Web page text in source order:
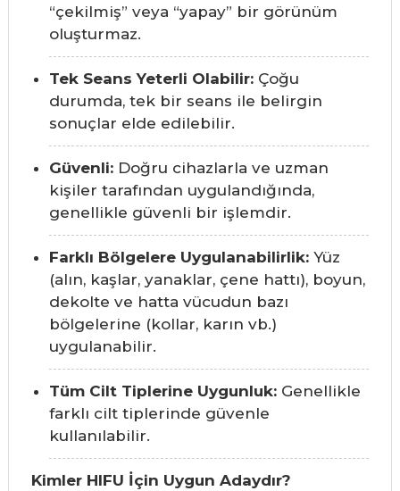
“çekilmiş” veya “yapay” bir görünüm
oluşturmaz.
Tek Seans Yeterli Olabilir:Çoğu
durumda, tek bir seans ile belirgin
sonuçlar elde edilebilir.
Güvenli:Doğru cihazlarla ve uzman
kişiler tarafından uygulandığında,
genellikle güvenli bir işlemdir.
Farklı Bölgelere Uygulanabilirlik:Yüz
(alın, kaşlar, yanaklar, çene hattı), boyun,
dekolte ve hatta vücudun bazı
bölgelerine (kollar, karın vb.)
uygulanabilir.
Tüm Cilt Tiplerine Uygunluk:Genellikle
farklı cilt tiplerinde güvenle
kullanılabilir.
Kimler HIFU İçin Uygun Adaydır?